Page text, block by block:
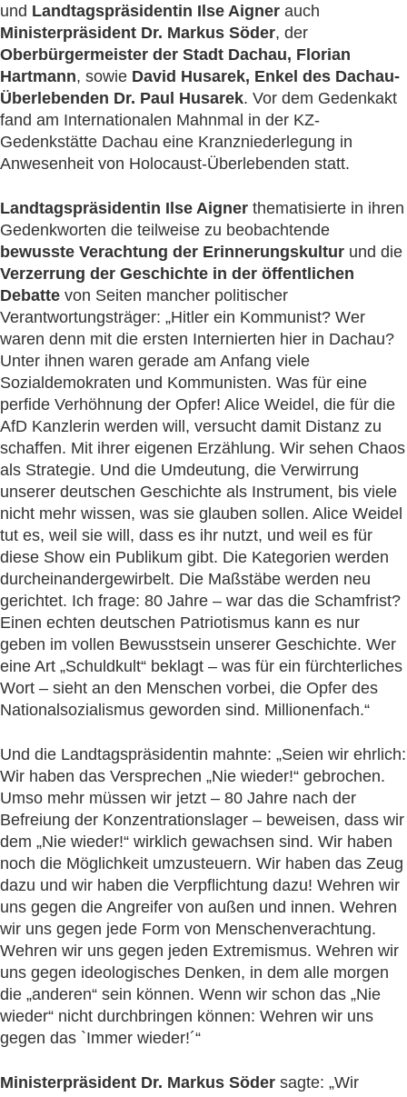
und Landtagspräsidentin Ilse Aigner auch
Ministerpräsident Dr. Markus Söder, der
Oberbürgermeister der Stadt Dachau, Florian
Hartmann, sowie David Husarek, Enkel des Dachau-
Überlebenden Dr. Paul Husarek. Vor dem Gedenkakt
fand am Internationalen Mahnmal in der KZ-
Gedenkstätte Dachau eine Kranzniederlegung in
Anwesenheit von Holocaust-Überlebenden statt.
Landtagspräsidentin Ilse Aigner thematisierte in ihren
Gedenkworten die teilweise zu beobachtende
bewusste Verachtung der Erinnerungskultur und die
Verzerrung der Geschichte in der öffentlichen
Debatte von Seiten mancher politischer
Verantwortungsträger: „Hitler ein Kommunist? Wer
waren denn mit die ersten Internierten hier in Dachau?
Unter ihnen waren gerade am Anfang viele
Sozialdemokraten und Kommunisten. Was für eine
perfide Verhöhnung der Opfer! Alice Weidel, die für die
AfD Kanzlerin werden will, versucht damit Distanz zu
schaffen. Mit ihrer eigenen Erzählung. Wir sehen Chaos
als Strategie. Und die Umdeutung, die Verwirrung
unserer deutschen Geschichte als Instrument, bis viele
nicht mehr wissen, was sie glauben sollen. Alice Weidel
tut es, weil sie will, dass es ihr nutzt, und weil es für
diese Show ein Publikum gibt. Die Kategorien werden
durcheinandergewirbelt. Die Maßstäbe werden neu
gerichtet. Ich frage: 80 Jahre – war das die Schamfrist?
Einen echten deutschen Patriotismus kann es nur
geben im vollen Bewusstsein unserer Geschichte. Wer
eine Art „Schuldkult“ beklagt – was für ein fürchterliches
Wort – sieht an den Menschen vorbei, die Opfer des
Nationalsozialismus geworden sind. Millionenfach.“
Und die Landtagspräsidentin mahnte: „Seien wir ehrlich:
Wir haben das Versprechen „Nie wieder!“ gebrochen.
Umso mehr müssen wir jetzt – 80 Jahre nach der
Befreiung der Konzentrationslager – beweisen, dass wir
dem „Nie wieder!“ wirklich gewachsen sind. Wir haben
noch die Möglichkeit umzusteuern. Wir haben das Zeug
dazu und wir haben die Verpflichtung dazu! Wehren wir
uns gegen die Angreifer von außen und innen. Wehren
wir uns gegen jede Form von Menschenverachtung.
Wehren wir uns gegen jeden Extremismus. Wehren wir
uns gegen ideologisches Denken, in dem alle morgen
die „anderen“ sein können. Wenn wir schon das „Nie
wieder“ nicht durchbringen können: Wehren wir uns
gegen das `Immer wieder!´“
Ministerpräsident Dr. Markus Söder sagte: „Wir